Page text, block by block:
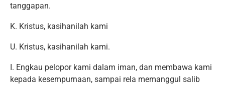
tanggapan.
K. Kristus, kasihanilah kami
U. Kristus, kasihanilah kami.
I. Engkau pelopor kami dalam iman, dan membawa kami
kepada kesempurnaan, sampai rela memanggul salib